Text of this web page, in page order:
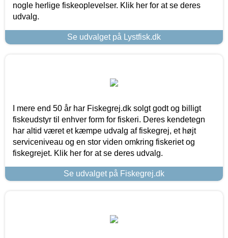
nogle herlige fiskeoplevelser. Klik her for at se deres
udvalg.
Se udvalget på Lystfisk.dk
I mere end 50 år har Fiskegrej.dk solgt godt og billigt
fiskeudstyr til enhver form for fiskeri. Deres kendetegn
har altid været et kæmpe udvalg af fiskegrej, et højt
serviceniveau og en stor viden omkring fiskeriet og
fiskegrejet. Klik her for at se deres udvalg.
Se udvalget på Fiskegrej.dk